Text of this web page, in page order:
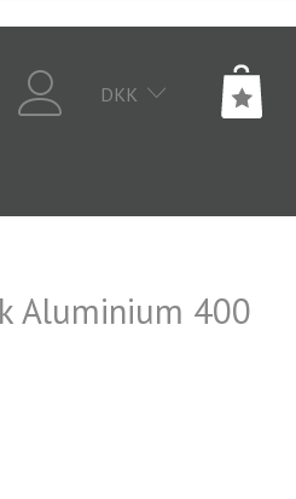
DKK
Aluminium 400